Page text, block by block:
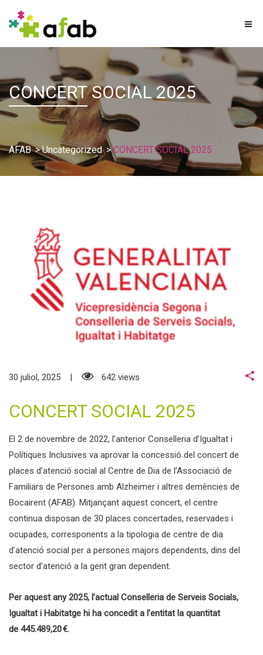
CONCERTSOCIAL 2025
AFAB>Uncategorized>CONCERT SOCIAL 2025
30 juliol, 2025 642 views
CONCERT SOCIAL 2025
El 2 de novembre de 2022, l’anterior Conselleria d’Igualtat i
Polítiques Inclusives va aprovar la concessió del concert de
places d’atenció social al Centre de Dia de l’Associació de
Familiars de Persones amb Alzheimer i altres demències de
Bocairent (AFAB). Mitjançant aquest concert, el centre
continua disposan de 30 places concertades, reservades i
ocupades, corresponents a la tipologia de centre de dia
d’atenció social per a persones majors dependents, dins del
sector d’atenció a la gent gran dependent.
Peraquestany 2025, l’actual Conselleria de Serveis Socials,
Igualtat i Habitatge hi ha concedit a l’entitat la quantitat
de 445.489,20 €.